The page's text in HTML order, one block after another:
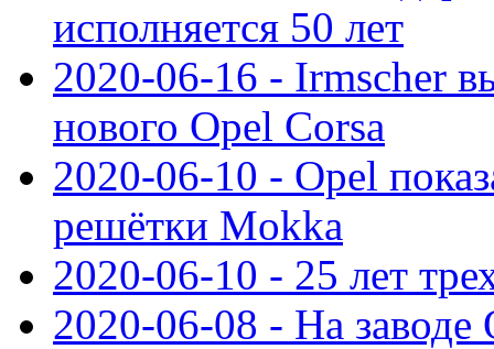
исполняется 50 лет
2020-06-16 - Irmscher
нового Opel Corsa
2020-06-10 - Opel
решётки Mokka
2020-06-10 - 25 лет
2020-06-08 - На заводе